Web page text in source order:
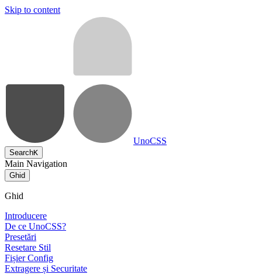
Skip to content
UnoCSS
SearchK
Main Navigation
Ghid
Ghid
Introducere
De ce UnoCSS?
Presetări
Resetare Stil
Fișier Config
Extragere și Securitate